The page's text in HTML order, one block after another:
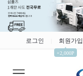
로그인 회원가입
▲
+2,000P